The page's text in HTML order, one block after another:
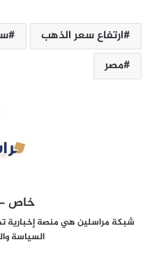
ارتفاع سعر الذهب
مصر
خاص -
شبكة مراسلين هي منصة إخبارية
السياسة